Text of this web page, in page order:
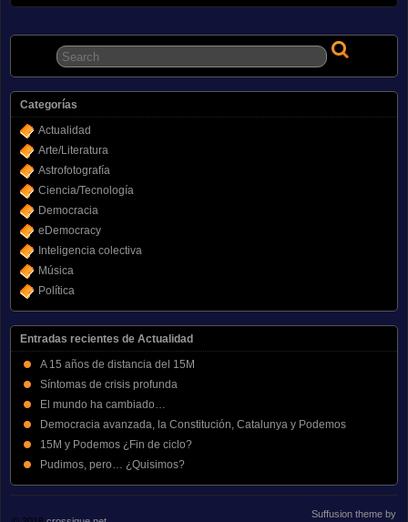
Categorías
Actualidad
Arte/Literatura
Astrofotografía
Ciencia/Tecnología
Democracia
eDemocracy
Inteligencia colectiva
Música
Política
Entradas recientes de Actualidad
A 15 años de distancia del 15M
Síntomas de crisis profunda
El mundo ha cambiado…
Democracia avanzada, la Constitución, Catalunya y Podemos
15M y Podemos ¿Fin de ciclo?
Pudimos, pero… ¿Quisimos?
Suffusion theme by